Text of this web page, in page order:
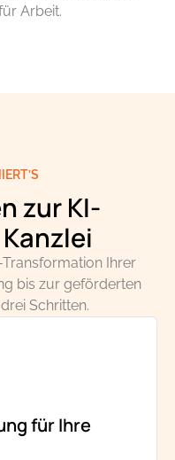
Arbeit.
zur KI-
Ihrer
bis zur geförderten
Schritten.
für Ihre